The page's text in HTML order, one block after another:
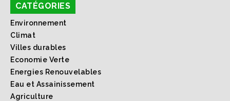
CATÉGORIES
Environnement
Climat
Villes durables
Economie Verte
Energies Renouvelables
Eau et Assainissement
Agriculture